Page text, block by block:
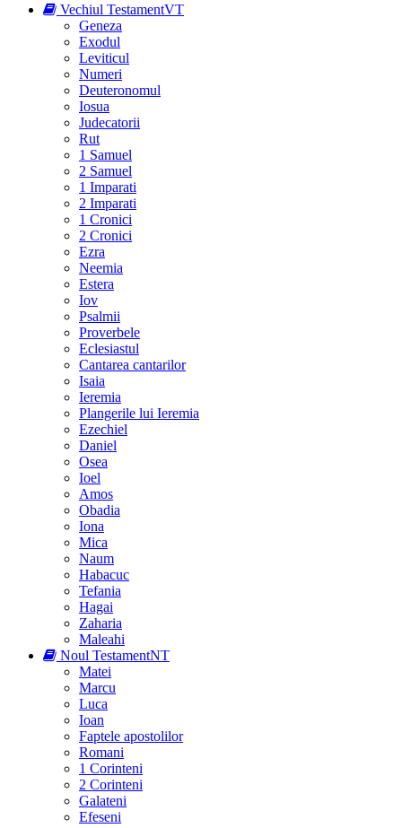
Vechiul TestamentVT
Geneza
Exodul
Leviticul
Numeri
Deuteronomul
Iosua
Judecatorii
Rut
1 Samuel
2 Samuel
1 Imparati
2 Imparati
1 Cronici
2 Cronici
Ezra
Neemia
Estera
Iov
Psalmii
Proverbele
Eclesiastul
Cantarea cantarilor
Isaia
Ieremia
Plangerile lui Ieremia
Ezechiel
Daniel
Osea
Ioel
Amos
Obadia
Iona
Mica
Naum
Habacuc
Tefania
Hagai
Zaharia
Maleahi
Noul TestamentNT
Matei
Marcu
Luca
Ioan
Faptele apostolilor
Romani
1 Corinteni
2 Corinteni
Galateni
Efeseni